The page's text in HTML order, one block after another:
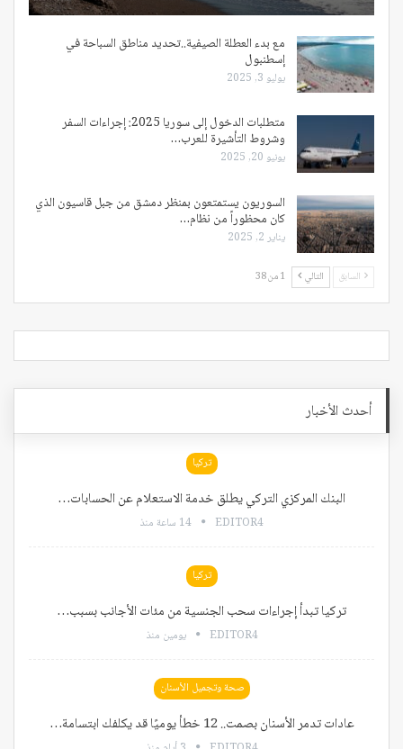
مع بدء العطلة الصيفية..تحديد مناطق السباحة في
إسطنبول
يوليو 3, 2025
متطلبات الدخول إلى سوريا 2025: إجراءات السفر
وشروط التأشيرة للعرب…
يونيو 20, 2025
السوريون يستمتعون بمنظر دمشق من جبل قاسيون الذي
كان محظوراً من نظام…
يناير 2, 2025
السابق التالي 1 من 38
أحدث الأخبار
تركيا
البنك المركزي التركي يطلق خدمة الاستعلام عن الحسابات…
EDITOR4 14 ساعة منذ
تركيا
تركيا تبدأ إجراءات سحب الجنسية من مئات الأجانب بسبب…
EDITOR4 يومين منذ
صحة وتجميل الأسنان
عادات تدمر الأسنان بصمت.. 12 خطأ يوميًا قد يكلفك ابتسامة…